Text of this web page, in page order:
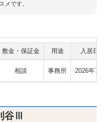
メです。
敷金・保証金 用途 入居日
相談 事務所 2026年7月
谷Ⅲ